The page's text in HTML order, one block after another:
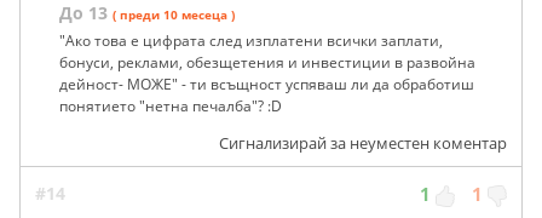
До 13 ( преди 10 месеца )
"Ако това е цифрата след изплатени всички заплати,
бонуси, реклами, обезщетения и инвестиции в развойна
дейност- МОЖЕ" - ти всъщност успяваш ли да обработиш
понятието "нетна печалба"? :D
Сигнализирай за неуместен коментар
#14 1 1